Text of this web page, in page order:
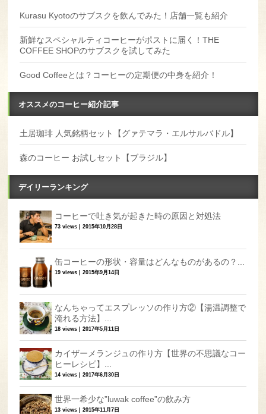
Kurasu Kyotoのサブスクを飲んでみた！店舗一覧も紹介
新鮮なスペシャルティコーヒーがポストに届く！THE
COFFEE SHOPのサブスクを試してみた
Good Coffeeとは？コーヒーの定期便の中身を紹介！
オススメのコーヒー紹介記事
土居珈琲 人気銘柄セット【グァテマラ・エルサルバドル】
森のコーヒー お試しセット【ブラジル】
デイリーランキング
コーヒーで吐き気が起きた時の原因と対処法
73 views |2015年10月28日
缶コーヒーの形状・容量はどんなものがあるの？...
19 views |2015年9月14日
なんちゃってエスプレッソの作り方②【湯温調整で
淹れる方法】...
18 views |2017年5月11日
カイザーメランジュの作り方【世界の不思議なコー
ヒーレシピ】...
14 views |2017年6月30日
世界一希少な”luwak coffee”の飲み方
13 views |2015年11月7日